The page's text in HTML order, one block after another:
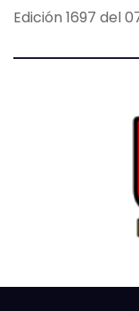
Edición 1697 del